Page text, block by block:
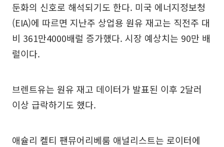
둔화의 신호로 해석되기도 한다. 미국 에너지정보청
(EIA)에 따르면 지난주 상업용 원유 재고는 직전주 대
비 361만4000배럴 증가했다. 시장 예상치는 90만 배
럴이다.
브렌트유는 원유 재고 데이터가 발표된 이후 2달러
이상 급락하기도 했다.
애슐리 켈티 팬뮤어리베룸 애널리스트는 로이터에